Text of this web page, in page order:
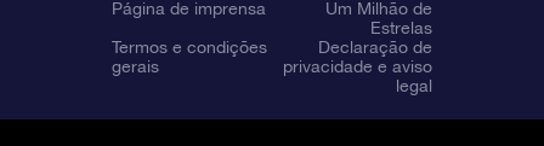
Página de imprensa
Um Milhão de
Estrelas
Termos e condições
gerais
Declaração de
privacidade e aviso
legal